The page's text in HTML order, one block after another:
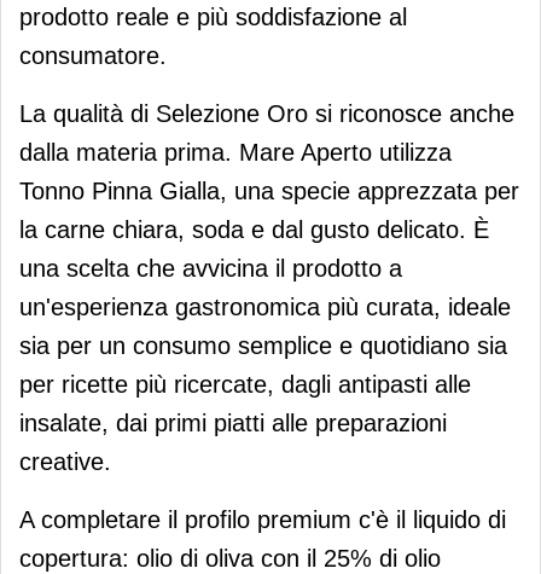
prodotto reale e più soddisfazione al
consumatore.
La qualità di Selezione Oro si riconosce anche
dalla materia prima. Mare Aperto utilizza
Tonno Pinna Gialla, una specie apprezzata per
la carne chiara, soda e dal gusto delicato. È
una scelta che avvicina il prodotto a
un'esperienza gastronomica più curata, ideale
sia per un consumo semplice e quotidiano sia
per ricette più ricercate, dagli antipasti alle
insalate, dai primi piatti alle preparazioni
creative.
A completare il profilo premium c'è il liquido di
copertura: olio di oliva con il 25% di olio